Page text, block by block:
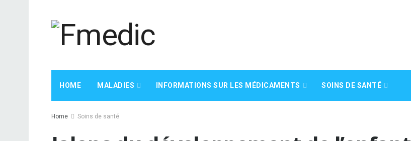
HOME MALADIES INFORMATIONS SUR LES MÉDICAMENTS SOINS DE SANTÉ
Home Soins de santé